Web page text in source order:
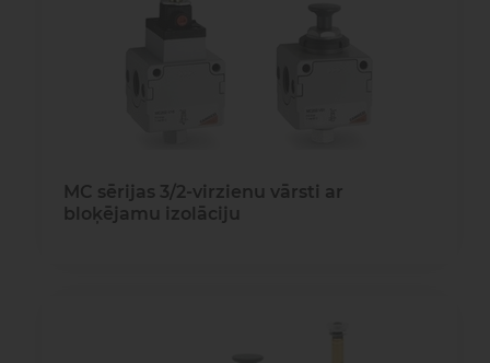
MC sērijas 3/2-virzienu vārsti ar
bloķējamu izolāciju